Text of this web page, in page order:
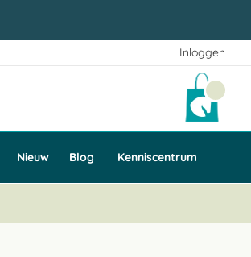
Inloggen
Nieuw Blog Kenniscentrum